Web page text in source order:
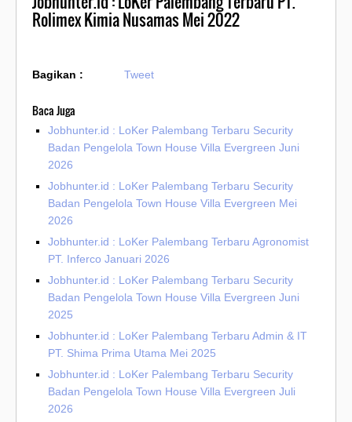
Rolimex Kimia Nusamas Mei 2022
Bagikan : Tweet
Baca Juga
Jobhunter.id : LoKer Palembang Terbaru Security
Badan Pengelola Town House Villa Evergreen Juni
2026
Jobhunter.id : LoKer Palembang Terbaru Security
Badan Pengelola Town House Villa Evergreen Mei
2026
Jobhunter.id : LoKer Palembang Terbaru Agronomist
PT. Inferco Januari 2026
Jobhunter.id : LoKer Palembang Terbaru Security
Badan Pengelola Town House Villa Evergreen Juni
2025
Jobhunter.id : LoKer Palembang Terbaru Admin & IT
PT. Shima Prima Utama Mei 2025
Jobhunter.id : LoKer Palembang Terbaru Security
Badan Pengelola Town House Villa Evergreen Juli
2026